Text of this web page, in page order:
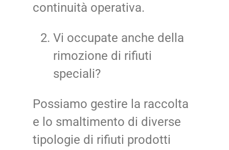
continuità operativa.
Vi occupate anche della
rimozione di rifiuti
speciali?
Possiamo gestire la raccolta
e lo smaltimento di diverse
tipologie di rifiuti prodotti